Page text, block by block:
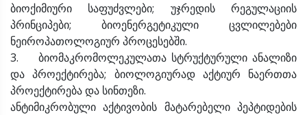
ბიოქიმიური საფუძვლები; უჯრედის რეგულაციის
პრინციპები; ბიოენერგეტიკული ცვლილებები
ნეიროპათოლოგიურ პროცესებში.
3. ბიომაკრომოლეკულათა სტრუქტურული ანალიზი
და პროექტირება; ბიოლოგიურად აქტიურ ნაერთთა
პროექტირება და სინთეზი.
ანტიმიკრობული აქტივობის მატარებელი პეპტიდების